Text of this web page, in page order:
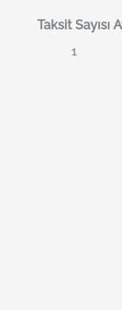
Taksit Sayısı
1